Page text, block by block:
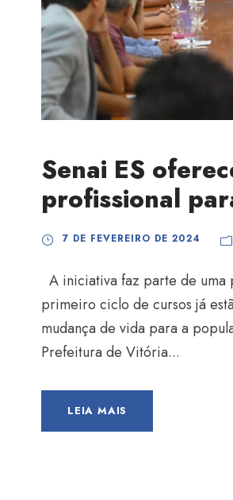
Senai ES
profissional
7 DE FEVEREIRO DE 2024
A iniciativa faz parte de
primeiro ciclo de cursos já
mudança de vida para a
Prefeitura de Vitória...
LEIA MAIS